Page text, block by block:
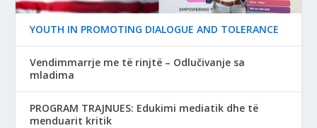
YOUTH IN PROMOTING DIALOGUE AND TOLERANCE
Vendimmarrje me të rinjtë – Odlučivanje sa
mladima
PROGRAM TRAJNUES: Edukimi mediatik dhe të
menduarit kritik